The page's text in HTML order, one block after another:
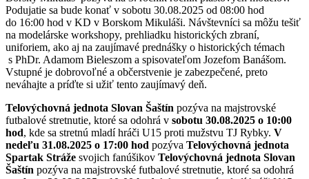
Podujatie sa bude konať v sobotu 30.08.2025 od 08:00 hod
do 16:00 hod v KD v Borskom Mikuláši. Návštevníci sa môžu tešiť
na modelárske workshopy, prehliadku historických zbraní,
uniforiem, ako aj na zaujímavé prednášky o historických témach
s PhDr. Adamom Bieleszom a spisovateľom Jozefom Banášom.
Vstupné je dobrovoľné a občerstvenie je zabezpečené, preto
neváhajte a príďte si užiť tento zaujímavý deň.
Telovýchovná jednota Slovan Šaštín pozýva na majstrovské
futbalové stretnutie, ktoré sa odohrá v sobotu 30.08.2025 o 10:00
hod, kde sa stretnú mladí hráči U15 proti mužstvu TJ Rybky. V
nedeľu 31.08.2025 o 17:00 hod pozýva Telovýchovná jednota
Spartak Stráže svojich fanúšikov Telovýchovná jednota Slovan
Šaštín pozýva na majstrovské futbalové stretnutie, ktoré sa odohrá